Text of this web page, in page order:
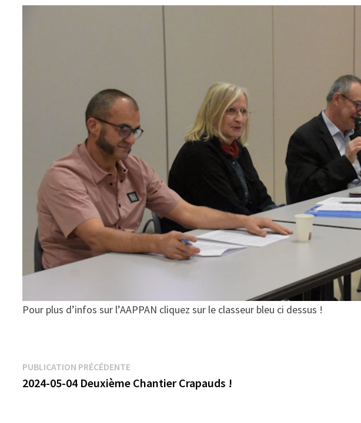
Pour plus d’infos sur l’AAPPAN cliquez sur le classeur bleu ci dessus !
Navigation
de
PUBLICATION PRÉCÉDENTEPublication
précédente :
2024-05-04 Deuxième Chantier Crapauds !